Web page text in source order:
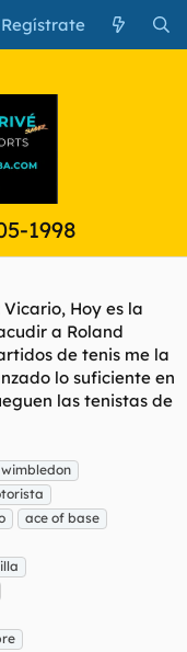
Regístrate
1998
Hoy es la
a Roland
de tenis me la
lo suficiente en
las tenistas de
ace of base